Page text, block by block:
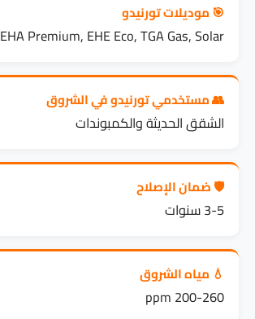
🎯 موديلات تورنيدو
EHA Premium, EHE Eco, TGA Gas, Solar
👥 مستخدمي تورنيدو في الشروق
الشقق الحديثة والكمبوندات
🛡️ ضمان الإصلاح
3-5 سنوات
💧 مياه الشروق
200-260 ppm